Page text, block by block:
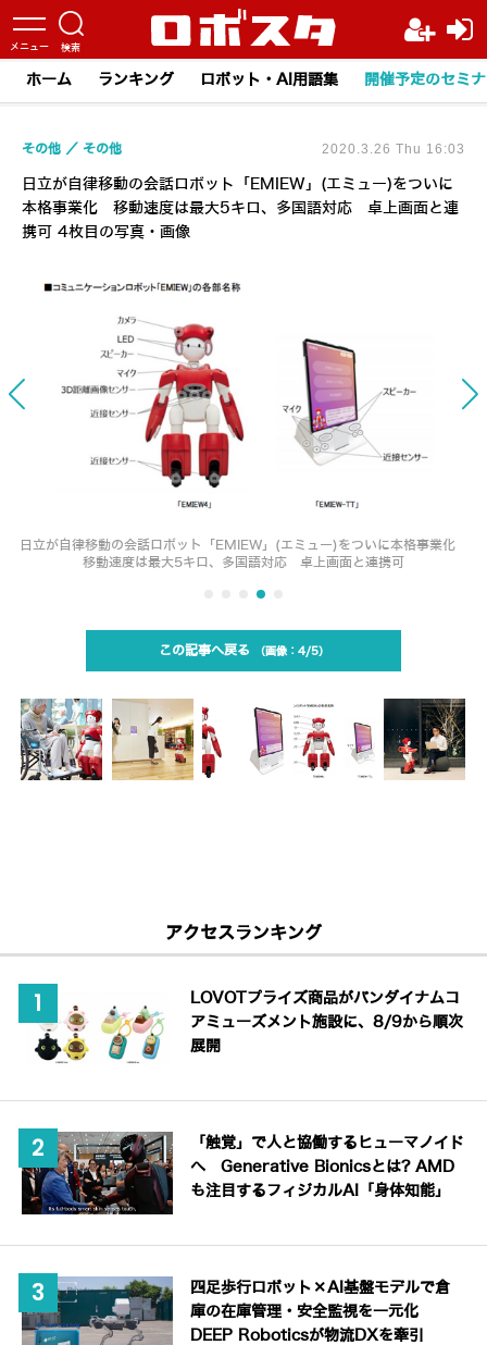
ホーム ランキング ロボット・AI用語集 開催予定のセミ
日立が自律移動の会話ロボット「EMIEW」(エミュー)をついに
本格事業化 移動速度は最大5キロ、多国語対応 卓上画面と連
携可 4枚目の写真・画像
その他 その他 2020.3.26 Thu 16:03
日立が自律移動の会話ロボット「EMIEW」(エミュー)をついに本格事業化
移動速度は最大5キロ、多国語対応 卓上画面と連携可
この記事へ戻る 4/5
アクセスランキング
LOVOTプライズ商品がバンダイナムコ
アミューズメント施設に、8/9から順次
展開
「触覚」で人と協働するヒューマノイド
へ Generative Bionicsとは? AMD
も注目するフィジカルAI「身体知能」
四足歩行ロボット×AI基盤モデルで倉
庫の在庫管理・安全監視を一元化
DEEP Roboticsが物流DXを牽引